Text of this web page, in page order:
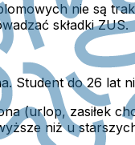
nie są
składki ZUS.
Student do 26 lat
(urlop, zasiłek
niż u